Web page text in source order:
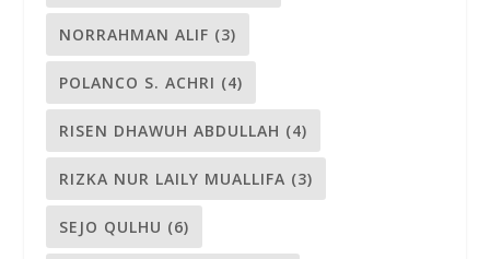
NORRAHMAN ALIF (3)
POLANCO S. ACHRI (4)
RISEN DHAWUH ABDULLAH (4)
RIZKA NUR LAILY MUALLIFA (3)
SEJO QULHU (6)